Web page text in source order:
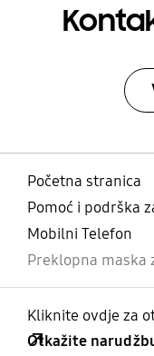
Početna stranica
Pomoć i podrška
Mobilni Telefon
Preklopna maska
Kliknite ovdje za
Otkažite